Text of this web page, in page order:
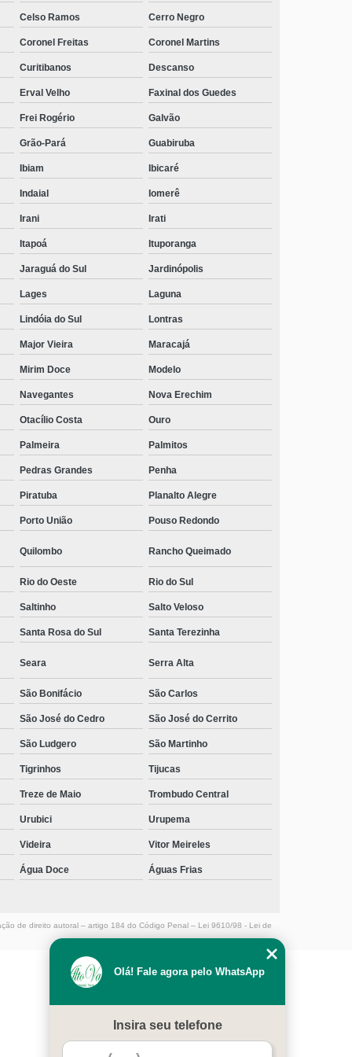
telefone de clínica para alcoólatra com atendimento
clínica para tratamento de alcoólatras telefone Campo
Belo do Sul
contato de clínica de recuperação para alcoólatra Nova
Itaberaba
clínica de reabilitação de alcoólatras telefone Jardim
Iririú
contato de clínica de recuperação de alcoólatras Alto
contato de clínica para alcoólatras Guaramirim
clínica para tratamento de alcoólatras contato Campo
Erê
contato de clínica para alcoólatras Paial
clínica para alcoólatra com atendimento médico Várzea
telefone de clínica de internação para alcoólatras Braço
telefone de clínica de alcoólatras Itacorubi
clínica para alcoólatra com psicoterapia individual
clínica de internação para alcoólatras Palmeira
clínica para recuperação de alcoólatras Colatto
telefone de clínica de reabilitação de alcoólatras Palma
Sola
contato de clínica de alcoólatras Seminário
Vista
clínica de recuperação para alcoólatra telefone
Czerniewicz
telefone de clínica de reabilitação de alcoólatras
Costeira do Ribeirão
clínica de reabilitação de alcoólatras Boa Vista
clínica para recuperação de alcoólatras telefone Boa
Vista
Jesus
contato de clínica para tratamento de alcoólatras São
Francisco
contato de clínica de recuperação de alcoólatras
Celso Ramos Cerro Negro
Coronel Freitas Coronel Martins
Curitibanos Descanso
Erval Velho Faxinal dos Guedes
Frei Rogério Galvão
Grão-Pará Guabiruba
Ibiam Ibicaré
Indaial Iomerê
Irani Irati
Itapoá Ituporanga
Jaraguá do Sul Jardinópolis
Lages Laguna
Lindóia do Sul Lontras
Major Vieira Maracajá
Mirim Doce Modelo
Navegantes Nova Erechim
Otacílio Costa Ouro
Palmeira Palmitos
Pedras Grandes Penha
Piratuba Planalto Alegre
Porto União Pouso Redondo
Quilombo Rancho Queimado
Rio do Oeste Rio do Sul
Saltinho Salto Veloso
Santa Rosa do Sul Santa Terezinha
Seara Serra Alta
São Bonifácio São Carlos
São José do Cedro São José do Cerrito
São Ludgero São Martinho
Tigrinhos Tijucas
Treze de Maio Trombudo Central
Urubici Urupema
Videira Vitor Meireles
Água Doce Águas Frias
de direito autoral – artigo 184 do Código Penal – Lei 9610/98 - Lei de
HOME
EMPRESA
Olá! Fale agora pelo WhatsApp
Insira seu telefone